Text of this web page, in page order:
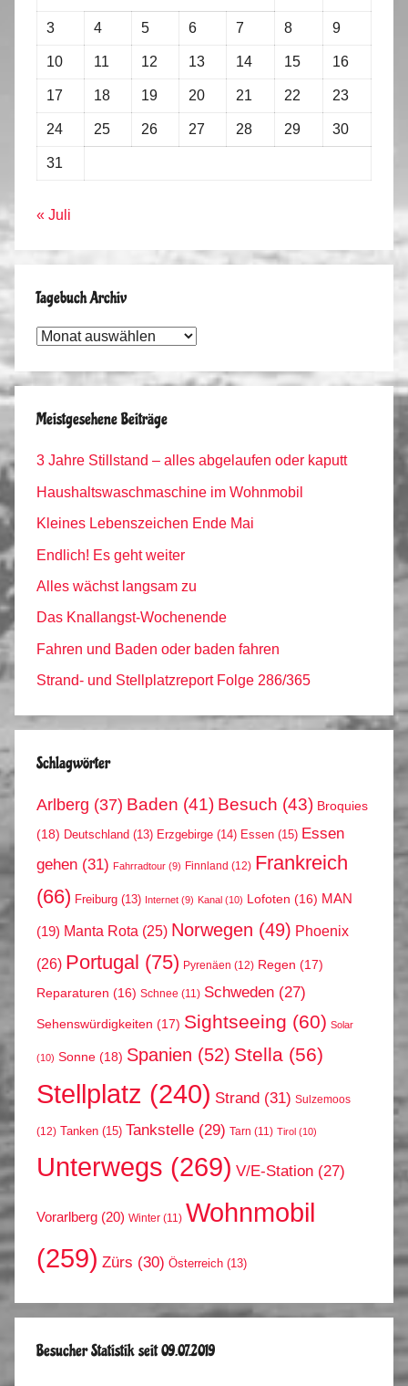
3 4 5 6 7 8 9
10 11 12 13 14 15 16
17 18 19 20 21 22 23
24 25 26 27 28 29 30
31
« Juli
Tagebuch Archiv
Tagebuch
Meistgesehene Beiträge
3 Jahre Stillstand – alles abgelaufen oder kaputt
Haushaltswaschmaschine im Wohnmobil
Kleines Lebenszeichen Ende Mai
Endlich! Es geht weiter
Alles wächst langsam zu
Das Knallangst-Wochenende
Fahren und Baden oder baden fahren
Strand- und Stellplatzreport Folge 286/365
Schlagwörter
Arlberg (37) Baden (41) Besuch (43) Broquies
(18) Deutschland (13) Erzgebirge (14) Essen (15) Essen
gehen (31) Fahrradtour (9) Finnland (12) Frankreich
(66) Freiburg (13) Internet (9) Kanal (10) Lofoten (16) MAN
(19) Manta Rota (25) Norwegen (49) Phoenix
(26) Portugal (75) Pyrenäen (12) Regen (17)
Reparaturen (16) Schnee (11) Schweden (27)
Sehenswürdigkeiten (17) Sightseeing (60) Solar
(10) Sonne (18) Spanien (52) Stella (56)
Stellplatz (240) Strand (31) Sulzemoos
(12) Tanken (15) Tankstelle (29) Tarn (11) Tirol (10)
Unterwegs (269) V/E-Station (27)
Vorarlberg (20) Winter (11) Wohnmobil
(259) Zürs (30) Österreich (13)
Besucher Statistik seit 09.07.2019